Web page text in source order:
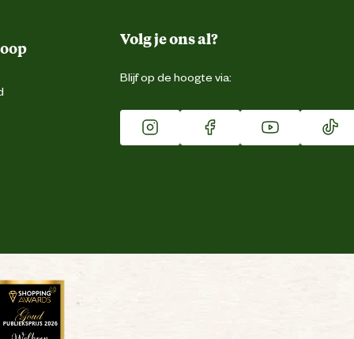
Volg je ons al?
Blijf op de hoogte via: